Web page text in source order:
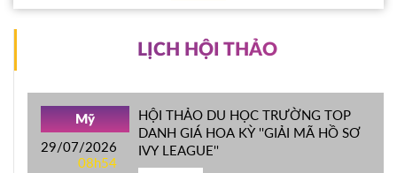
LỊCH HỘI THẢO
Mỹ
29/07/2026
08h54
HỘI THẢO DU HỌC TRƯỜNG TOP
DANH GIÁ HOA KỲ ''GIẢI MÃ HỒ SƠ
IVY LEAGUE''